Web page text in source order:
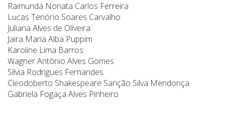
Raimunda Nonata Carlos Ferreira
Lucas Tenório Soares Carvalho
Juliana Alves de Oliveira
Jaira Maria Alba Puppim
Karoline Lima Barros
Wagner Antônio Alves Gomes
Silvia Rodrigues Fernandes
Cleodoberto Shakespeare Sanção Silva Mendonça
Gabriela Fogaça Alves Pinheiro